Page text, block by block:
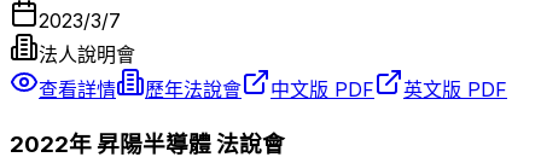
2023/3/7
法人說明會
查看詳情
歷年法說會 中文版 PDF 英文版 PDF
2022年昇陽半導體法說會